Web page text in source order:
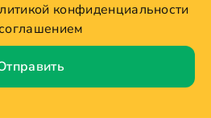
конфиденциальности